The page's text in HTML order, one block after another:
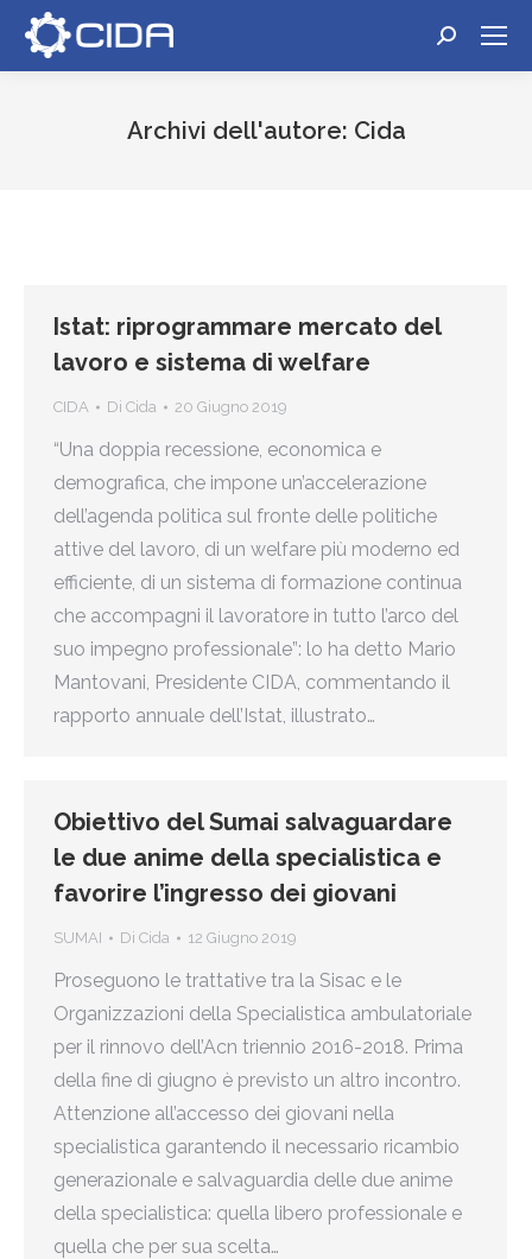
Cerca:
Archivi dell'autore: Cida
Istat: riprogrammare mercato del
lavoro e sistema di welfare
CIDA Di Cida 20 Giugno 2019
“Una doppia recessione, economica e
demografica, che impone un’accelerazione
dell’agenda politica sul fronte delle politiche
attive del lavoro, di un welfare più moderno ed
efficiente, di un sistema di formazione continua
che accompagni il lavoratore in tutto l’arco del
suo impegno professionale”: lo ha detto Mario
Mantovani, Presidente CIDA, commentando il
rapporto annuale dell’Istat, illustrato…
Obiettivo del Sumai salvaguardare
le due anime della specialistica e
favorire l’ingresso dei giovani
SUMAI Di Cida 12 Giugno 2019
Proseguono le trattative tra la Sisac e le
Organizzazioni della Specialistica ambulatoriale
per il rinnovo dell’Acn triennio 2016-2018. Prima
della fine di giugno è previsto un altro incontro.
Attenzione all’accesso dei giovani nella
specialistica garantendo il necessario ricambio
generazionale e salvaguardia delle due anime
della specialistica: quella libero professionale e
quella che per sua scelta…